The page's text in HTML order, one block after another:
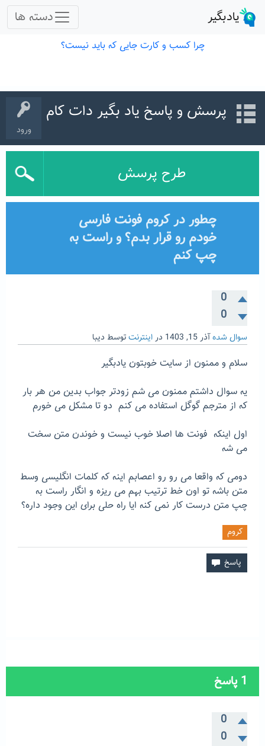
ورود
پرسش و پاسخ یاد بگیر دات کام
طرح پرسش
چطور در کروم فونت فارسی
خودم رو قرار بدم؟ و راست به
چپ کنم
0
0
سوال شدهآذر 15, 1403 دراینترنتتوسط دیبا
سلام و ممنون از سایت خوبتون یادبگیر
یه سوال داشتم ممنون می شم زودتر جواب بدین من هر بار
که از مترجم گوگل استفاده می کنم دو تا مشکل می خورم
اول اینکه فونت ها اصلا خوب نیست و خوندن متن سخت
می شه
دومی که واقعا می رو رو اعصابم اینه که کلمات انگلیسی وسط
متن باشه تو اون خط ترتیب بهم می ریزه و انگار راست به
چپ متن درست کار نمی کنه ایا راه حلی برای این وجود داره؟
کروم
1پاسخ
0
0